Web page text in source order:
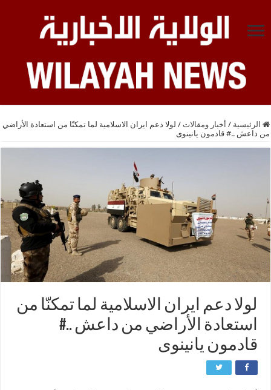
الرئيسية / أخبار ومقالات / لولا دعم ايران الاسلامية لما تمكنّا من استعادة الأراضي
من داعش ..# قادمون يانينوى
لولا دعم ايران الاسلامية لما تمكنّا من
استعادة الأراضي من داعش ..#
قادمون يانينوى